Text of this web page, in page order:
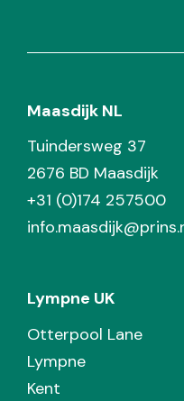
Maasdijk NL
Tuindersweg 37
2676 BD Maasdijk
+31 (0)174 257500
Lympne UK
Otterpool Lane
Lympne
Kent